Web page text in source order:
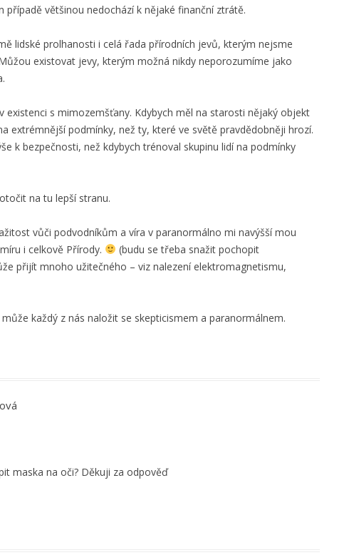
případě většinou nedochází k nějaké finanční ztrátě.
lidské prolhanosti i celá řada přírodních jevů, kterým nejsme
existovat jevy, kterým možná nikdy neporozumíme jako
existenci s mimozemšťany. Kdybych měl na starosti nějaký objekt
extrémnější podmínky, než ty, které ve světě pravdědobněji hrozí.
k bezpečnosti, než kdybych trénoval skupinu lidí na podmínky
na tu lepší stranu.
vůči podvodníkům a víra v paranormálno mi navýšší mou
i celkově Přírody.
(budu se třeba snažit pochopit
přijít mnoho užitečného – viz nalezení elektromagnetismu,
každý z nás naložit se skepticismem a paranormálnem.
maska na oči? Děkuji za odpověď